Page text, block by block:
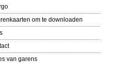
om te downloaden
van garens